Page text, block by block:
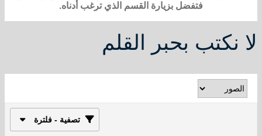
فتفضل بزيارة القسم الذي ترغب أدناه.
لا نكتب بحبر القلم
تصفية - فلترة